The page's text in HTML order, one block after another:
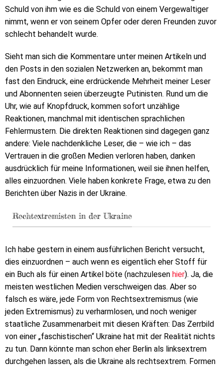
Schuld von ihm wie es die Schuld von einem Vergewaltiger
nimmt, wenn er von seinem Opfer oder deren Freunden zuvor
schlecht behandelt wurde.
Sieht man sich die Kommentare unter meinen Artikeln und
den Posts in den sozialen Netzwerken an, bekommt man
fast den Eindruck, eine erdrückende Mehrheit meiner Leser
und Abonnenten seien überzeugte Putinisten. Rund um die
Uhr, wie auf Knopfdruck, kommen sofort unzählige
Reaktionen, manchmal mit identischen sprachlichen
Fehlermustern. Die direkten Reaktionen sind dagegen ganz
andere: Viele nachdenkliche Leser, die – wie ich – das
Vertrauen in die großen Medien verloren haben, danken
ausdrücklich für meine Informationen, weil sie ihnen helfen,
alles einzuordnen. Viele haben konkrete Frage, etwa zu den
Berichten über Nazis in der Ukraine.
Rechtextremisten in der Ukraine
Ich habe gestern in einem ausführlichen Bericht versucht,
dies einzuordnen – auch wenn es eigentlich eher Stoff für
ein Buch als für einen Artikel böte (nachzulesen hier). Ja, die
meisten westlichen Medien verschweigen das. Aber so
falsch es wäre, jede Form von Rechtsextremismus (wie
jeden Extremismus) zu verharmlosen, und noch weniger
staatliche Zusammenarbeit mit diesen Kräften: Das Zerrbild
von einer „faschistischen“ Ukraine hat mit der Realität nichts
zu tun. Dann könnte man schon eher Berlin als linksextrem
durchgehen lassen, als die Ukraine als rechtsextrem. Formen